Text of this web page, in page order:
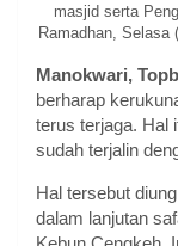
masjid serta
Ramadhan, Selasa
Manokwari,
berharap
terus terjaga. Hal
sudah terjalin
Hal tersebut
dalam lanjutan